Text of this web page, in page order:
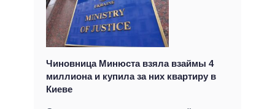
Чиновница Минюста взяла взаймы 4
миллиона и купила за них квартиру в
Киеве